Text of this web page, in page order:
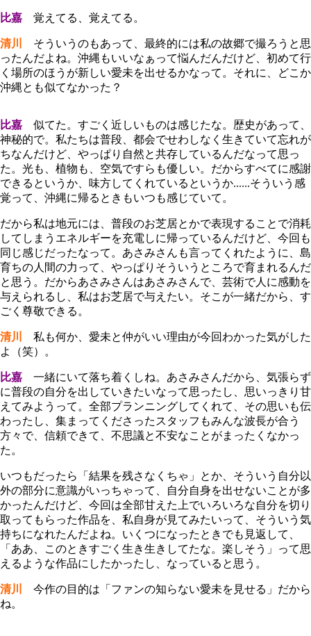
比嘉 覚えてる、覚えてる。
清川
そういうのもあって、最終的には私の故郷で撮ろうと思
ったんだよね。沖縄もいいなぁって悩んだんだけど、初めて行
く場所のほうが新しい愛未を出せるかなって。それに、どこか
沖縄とも似てなかった？
比嘉 似てた。すごく近しいものは感じたな。歴史があって、
神秘的で。私たちは普段、都会でせわしなく生きていて忘れが
ちなんだけど、やっぱり自然と共存しているんだなって思っ
た。光も、植物も、空気ですらも優しい。だからすべてに感謝
できるというか、味方してくれているというか......そういう感
覚って、沖縄に帰るときもいつも感じていて。
だから私は地元には、普段のお芝居とかで表現することで消耗
してしまうエネルギーを充電しに帰っているんだけど、今回も
同じ感じだったなって。あさみさんも言ってくれたように、島
育ちの人間の力って、やっぱりそういうところで育まれるんだ
と思う。だからあさみさんはあさみさんで、芸術で人に感動を
与えられるし、私はお芝居で与えたい。そこが一緒だから、す
ごく尊敬できる。
清川
私も何か、愛未と仲がいい理由が今回わかった気がした
よ（笑）。
比嘉
一緒にいて落ち着くしね。あさみさんだから、気張らず
に普段の自分を出していきたいなって思ったし、思いっきり甘
えてみようって。全部プランニングしてくれて、その思いも伝
わったし、集まってくださったスタッフもみんな波長が合う
方々で、信頼できて、不思議と不安なことがまったくなかっ
た。
いつもだったら「結果を残さなくちゃ」とか、そういう自分以
外の部分に意識がいっちゃって、自分自身を出せないことが多
かったんだけど、今回は全部甘えた上でいろいろな自分を切り
取ってもらった作品を、私自身が見てみたいって、そういう気
持ちになれたんだよね。いくつになったときでも見返して、
「ああ、このときすごく生き生きしてたな。楽しそう」って思
えるような作品にしたかったし、なっていると思う。
清川
今作の目的は「ファンの知らない愛未を見せる」だから
ね。